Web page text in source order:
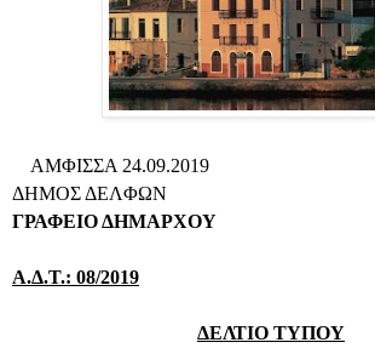
ΑΜΦΙΣΣΑ 24.09.2019
ΔΗΜΟΣ ΔΕΛΦΩΝ
ΓΡΑΦΕΙΟ ΔΗΜΑΡΧΟΥ
Α.Δ.Τ.: 08/2019
ΔΕΛΤΙΟ ΤΥΠΟΥ